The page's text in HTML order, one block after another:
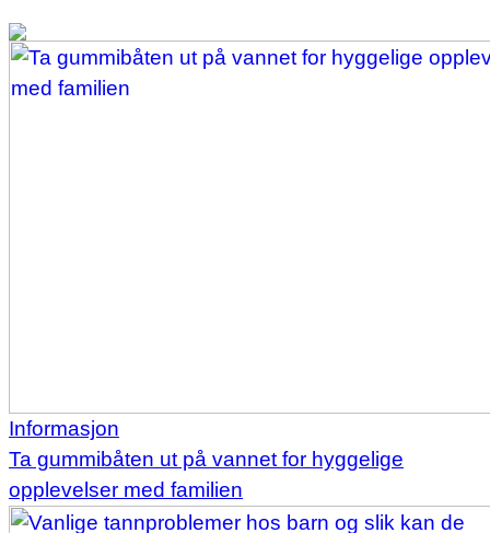
Informasjon
Ta gummibåten ut på vannet for hyggelige
opplevelser med familien